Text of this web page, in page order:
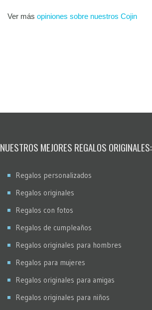
Ver más opiniones sobre nuestros Cojin
NUESTROS MEJORES REGALOS ORIGINALES:
Regalos personalizados
Regalos originales
Regalos con fotos
Regalos de cumpleaños
Regalos originales para hombres
Regalos para mujeres
Regalos originales para amigas
Regalos originales para niños